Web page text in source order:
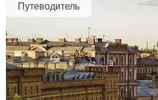
Путеводитель